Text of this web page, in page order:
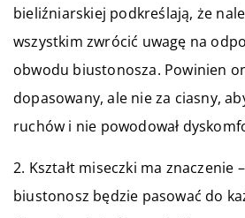
bieliźniarskiej podkreślają, że
wszystkim zwrócić uwagę na
obwodu biustonosza. Powinien
dopasowany, ale nie za ciasny,
ruchów i nie powodował
2. Kształt miseczki ma znaczenie
biustonosz będzie pasować do